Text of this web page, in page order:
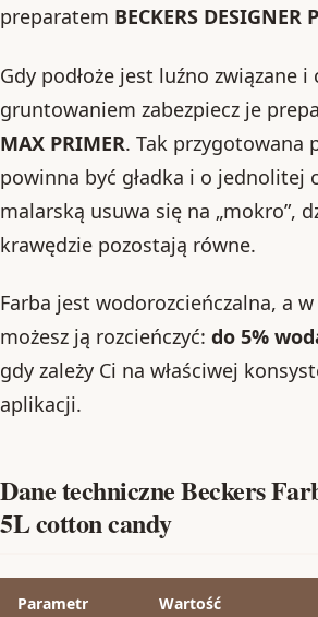
preparatem BECKERS DESIGNER
Gdy podłoże jest luźno związane i
gruntowaniem zabezpiecz je
MAX PRIMER. Tak przygotowana
powinna być gładka i o jednolitej
malarską usuwa się na „mokro”,
krawędzie pozostają równe.
Farba jest wodorozcieńczalna, a
możesz ją rozcieńczyć: do 5%
gdy zależy Ci na właściwej
aplikacji.
Dane techniczne Beckers
5L cotton candy
Parametr Wartość